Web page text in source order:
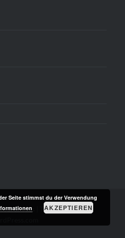
Theme: Dyad von
Seite stimmst du der Verwendung
AKZEPTIEREN